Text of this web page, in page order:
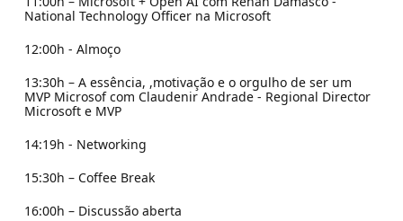
National Technology Officer na Microsoft
12:00h - Almoço
13:30h – A essência, ,motivação e o orgulho de ser um
MVP Microsof com Claudenir Andrade - Regional Director
Microsoft e MVP
14:19h - Networking
15:30h – Coffee Break
16:00h – Discussão aberta